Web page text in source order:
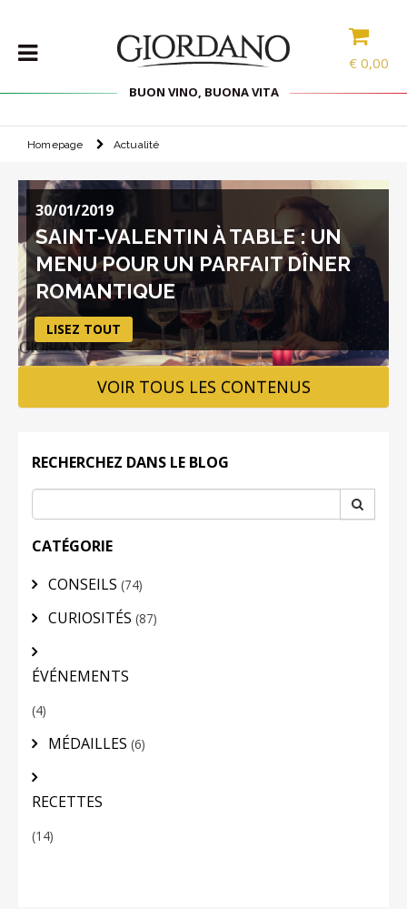
€ 0,00
BUON VINO, BUONA VITA
VINS
LES
SPÉCIALITÉS
SÉLECTIONS
ACCESSOIRES
PROMOS
PROMOTIONS
BLOG
LOGIN
Homepage Actualité
30/01/2019
SAINT-VALENTIN À TABLE : UN
MENU POUR UN PARFAIT DÎNER
ROMANTIQUE
LISEZ TOUT
VOIR TOUS LES CONTENUS
RECHERCHEZ DANS LE BLOG
CATÉGORIE
CONSEILS (74)
CURIOSITÉS (87)
ÉVÉNEMENTS
(4)
MÉDAILLES (6)
RECETTES
(14)